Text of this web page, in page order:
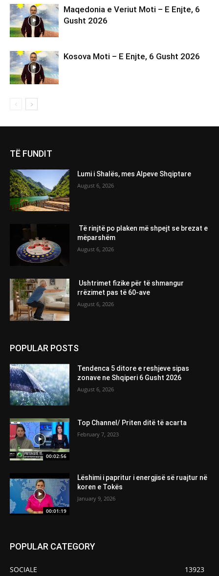
Maqedonia e Veriut Moti – E Enjte, 6
Gusht 2026
Kosova Moti – E Enjte, 6 Gusht 2026
TË FUNDIT
Lumi i Shalës, mes Alpeve Shqiptare
August 6, 2026
Të rinjtë po plaken më shpejt se brezat e
mëparshëm
August 6, 2026
Ushtrimet fizike për të shmangur
rrëzimet pas të 60-ave
August 6, 2026
POPULAR POSTS
Tendenca 5 ditore e reshjeve sipas
zonave ne Shqiperi 6 Gusht 2026
August 6, 2026
00:02:56
Top Channel/ Priten ditë të acarta
February 7, 2023
00:01:19
Lëshimi i papritur i energjisë së ruajtur në
koren e Tokës
January 9, 2026
POPULAR CATEGORY
SOCIALE
13923